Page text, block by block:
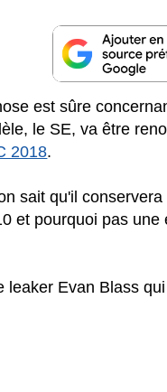
est sûre
le SE, va être
2018.
sait qu'il
et pourquoi pas
leaker Evan Blass